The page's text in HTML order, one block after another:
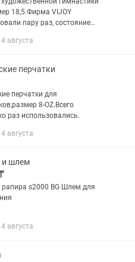
18,5.Фирма VIJOY
пару раз, состояние
только на заказ. Цена
августа
перчатки
перчатки для
8-OZ.Всего
раз использовались.
августа
и шлем
s2000 BG Шлем для
августа